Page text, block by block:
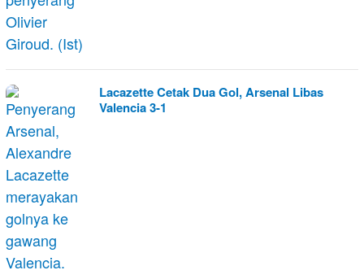
Lacazette Cetak Dua Gol, Arsenal Libas
Valencia 3-1